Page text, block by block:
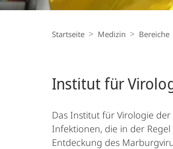
Navigation
Startseite Medizin Bereiche
Institut für
Das Institut für Virologie
Infektionen, die in der
Entdeckung des